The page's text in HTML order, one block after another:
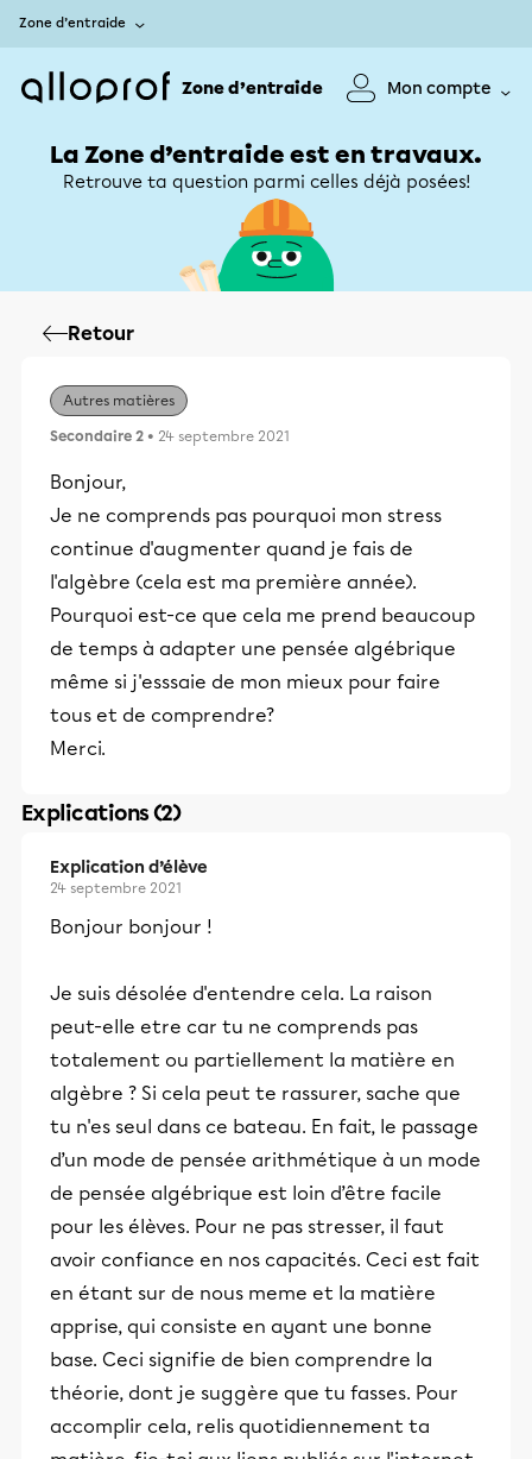
Zone d’entraide
Zone d’entraide Mon compte
La Zone d’entraide est en travaux.
Retrouve ta question parmi celles déjà posées!
Retour
Autres matières
Secondaire 2 • 24 septembre 2021
Bonjour,
Je ne comprends pas pourquoi mon stress
continue d'augmenter quand je fais de
l'algèbre (cela est ma première année).
Pourquoi est-ce que cela me prend beaucoup
de temps à adapter une pensée algébrique
même si j'esssaie de mon mieux pour faire
tous et de comprendre?
Merci.
Explications (2)
Explication d’élève
24 septembre 2021
Bonjour bonjour !
Je suis désolée d'entendre cela. La raison
peut-elle etre car tu ne comprends pas
totalement ou partiellement la matière en
algèbre ? Si cela peut te rassurer, sache que
tu n'es seul dans ce bateau. En fait, le passage
d’un mode de pensée arithmétique à un mode
de pensée algébrique est loin d’être facile
pour les élèves. Pour ne pas stresser, il faut
avoir confiance en nos capacités. Ceci est fait
en étant sur de nous meme et la matière
apprise, qui consiste en ayant une bonne
base. Ceci signifie de bien comprendre la
théorie, dont je suggère que tu fasses. Pour
accomplir cela, relis quotidiennement ta